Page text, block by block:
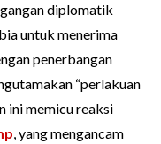
diplomatik
untuk menerima
penerbangan
“perlakuan
ini memicu reaksi
, yang mengancam